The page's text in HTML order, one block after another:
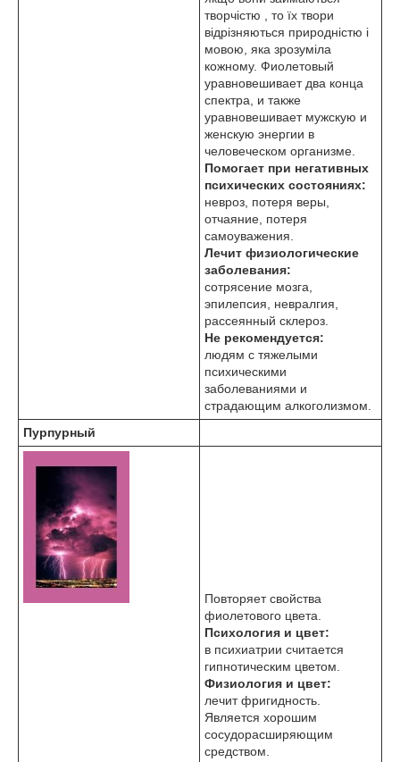
творчістю , то їх твори
відрізняються природністю і
мовою, яка зрозуміла
кожному. Фиолетовый
уравновешивает два конца
спектра, и также
уравновешивает мужскую и
женскую энергии в
человеческом организме.
Помогает при негативных
психических состояниях:
невроз, потеря веры,
отчаяние, потеря
самоуважения.
Лечит физиологические
заболевания:
сотрясение мозга,
эпилепсия, невралгия,
рассеянный склероз.
Не рекомендуется:
людям с тяжелыми
психическими
заболеваниями и
страдающим алкоголизмом.
Пурпурный
Повторяет свойства
фиолетового цвета.
Психология и цвет:
в психиатрии считается
гипнотическим цветом.
Физиология и цвет:
лечит фригидность.
Является хорошим
сосудорасширяющим
средством.